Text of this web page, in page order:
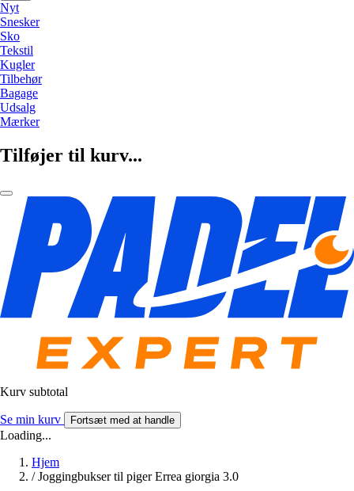
Nyt
Snesker
Sko
Tekstil
Kugler
Tilbehør
Bagage
Udsalg
Mærker
Tilføjer til kurv...
Kurv subtotal
Se min kurv Fortsæt med at handle
Loading...
Hjem
/ Joggingbukser til piger Errea giorgia 3.0